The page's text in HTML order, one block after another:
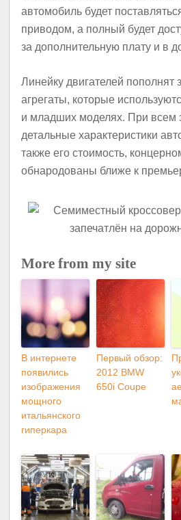
автомобиль будет
приводом, а полный будет
за дополнительную плату и в
Линейку двигателей
агрегаты, которые
и младших моделях. При всем
детальные характеристики
также его стоимость,
обнародованы ближе к
More from my site
В интернете
появились
изображения
мощного
итальянского
гиперкара
Первый обзор:
2012 BMW
650i Coupe